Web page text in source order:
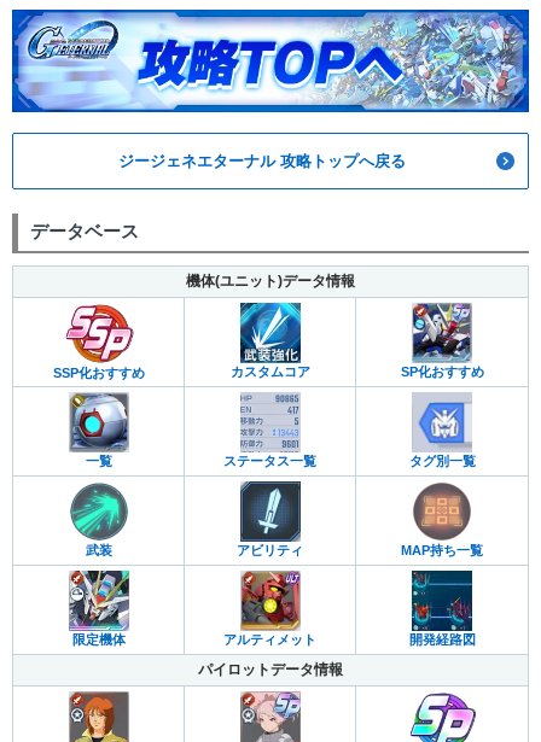
ジージェネエターナル 攻略トップへ戻る
データベース
機体(ユニット)データ情報
SSP化おすすめ カスタムコア SP化おすすめ
一覧 ステータス一覧 タグ別一覧
武装 アビリティ MAP持ち一覧
限定機体 アルティメット 開発経路図
パイロットデータ情報